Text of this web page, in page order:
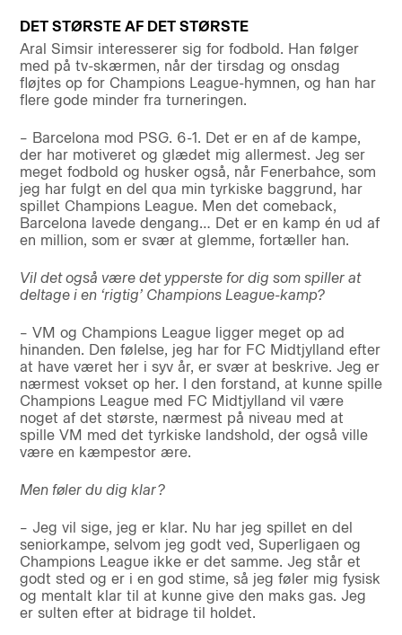
DET STØRSTE AF DET STØRSTE
Aral Simsir interesserer sig for fodbold. Han følger
med på tv-skærmen, når der tirsdag og onsdag
fløjtes op for Champions League-hymnen, og han har
flere gode minder fra turneringen.
– Barcelona mod PSG. 6-1. Det er en af de kampe,
der har motiveret og glædet mig allermest. Jeg ser
meget fodbold og husker også, når Fenerbahce, som
jeg har fulgt en del qua min tyrkiske baggrund, har
spillet Champions League. Men det comeback,
Barcelona lavede dengang… Det er en kamp én ud af
en million, som er svær at glemme, fortæller han.
Vil det også være det ypperste for dig som spiller at
deltage i en ‘rigtig’ Champions League-kamp?
– VM og Champions League ligger meget op ad
hinanden. Den følelse, jeg har for FC Midtjylland efter
at have været her i syv år, er svær at beskrive. Jeg er
nærmest vokset op her. I den forstand, at kunne spille
Champions League med FC Midtjylland vil være
noget af det største, nærmest på niveau med at
spille VM med det tyrkiske landshold, der også ville
være en kæmpestor ære.
Men føler du dig klar?
– Jeg vil sige, jeg er klar. Nu har jeg spillet en del
seniorkampe, selvom jeg godt ved, Superligaen og
Champions League ikke er det samme. Jeg står et
godt sted og er i en god stime, så jeg føler mig fysisk
og mentalt klar til at kunne give den maks gas. Jeg
er sulten efter at bidrage til holdet.